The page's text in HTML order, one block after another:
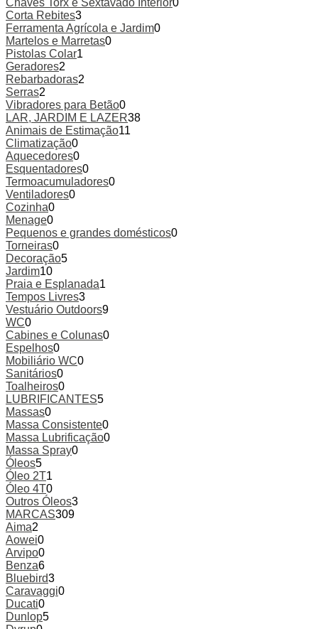
Chaves Torx e Sextavado Interior0
Corta Rebites3
Ferramenta Agrícola e Jardim0
Martelos e Marretas0
Pistolas Colar1
Geradores2
Rebarbadoras2
Serras2
Vibradores para Betão0
LAR, JARDIM E LAZER38
Animais de Estimação11
Climatização0
Aquecedores0
Esquentadores0
Termoacumuladores0
Ventiladores0
Cozinha0
Menage0
Pequenos e grandes domésticos0
Torneiras0
Decoração5
Jardim10
Praia e Esplanada1
Tempos Livres3
Vestuário Outdoors9
WC0
Cabines e Colunas0
Espelhos0
Mobiliário WC0
Sanitários0
Toalheiros0
LUBRIFICANTES5
Massas0
Massa Consistente0
Massa Lubrificação0
Massa Spray0
Óleos5
Óleo 2T1
Óleo 4T0
Outros Óleos3
MARCAS309
Aima2
Aowei0
Arvipo0
Benza6
Bluebird3
Caravaggi0
Ducati0
Dunlop5